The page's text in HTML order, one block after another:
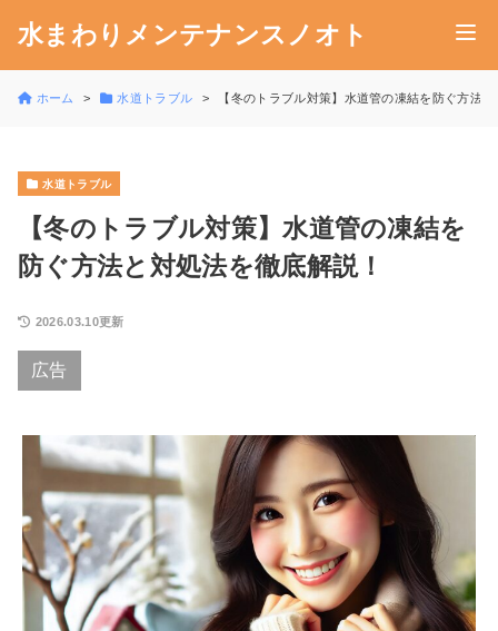
水まわりメンテナンスノオト
ホーム 水道トラブル 【冬のトラブル対策】水道管の凍結を防ぐ方法
水道トラブル
【冬のトラブル対策】水道管の凍結を
防ぐ方法と対処法を徹底解説！
2026.03.10更新
広告